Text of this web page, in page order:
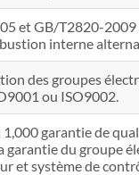
et GB/T2820-
interne
des groupes
ou ISO9002.
garantie de
garantie du groupe
et système de